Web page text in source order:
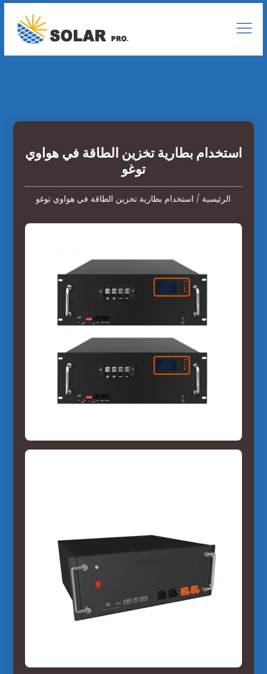
استخدام بطارية تخزين الطاقة في هواوي
توغو
الرئيسية / استخدام بطارية تخزين الطاقة في هواوي توغو